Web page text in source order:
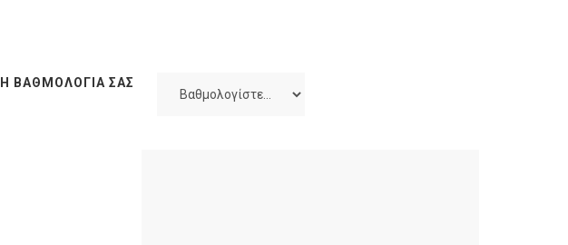
Η ΒΑΘΜΟΛΟΓΊΑ ΣΑΣ